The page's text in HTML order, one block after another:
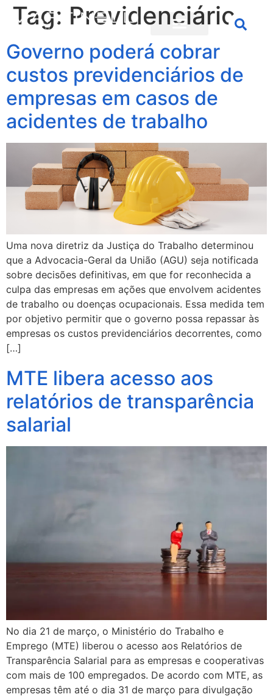
Tag: Previdenciário
Governo poderá cobrar
custos previdenciários de
empresas em casos de
acidentes de trabalho
Uma nova diretriz da Justiça do Trabalho determinou
que a Advocacia-Geral da União (AGU) seja notificada
sobre decisões definitivas, em que for reconhecida a
culpa das empresas em ações que envolvem acidentes
de trabalho ou doenças ocupacionais. Essa medida tem
por objetivo permitir que o governo possa repassar às
empresas os custos previdenciários decorrentes, como
[…]
MTE libera acesso aos
relatórios de transparência
salarial
No dia 21 de março, o Ministério do Trabalho e
Emprego (MTE) liberou o acesso aos Relatórios de
Transparência Salarial para as empresas e cooperativas
com mais de 100 empregados. De acordo com MTE, as
empresas têm até o dia 31 de março para divulgação